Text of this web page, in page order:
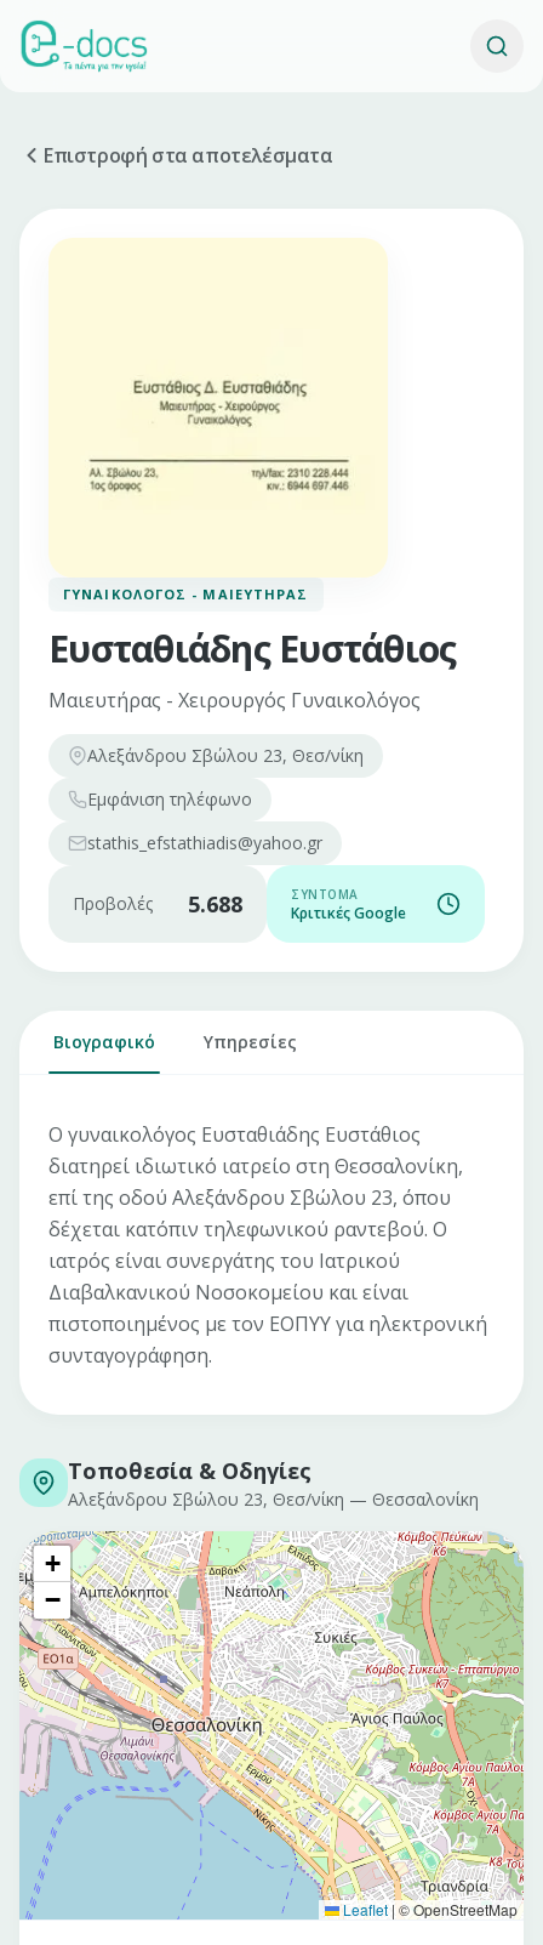
Επιστροφή στα αποτελέσματα
ΓΥΝΑΙΚΟΛΌΓΟΣ - ΜΑΙΕΥΤΉΡΑΣ
Ευσταθιάδης Ευστάθιος
Μαιευτήρας - Χειρουργός Γυναικολόγος
Αλεξάνδρου Σβώλου 23, Θεσ/νίκη
Εμφάνιση τηλέφωνο
stathis_efstathiadis@yahoo.gr
Προβολές 5.688 ΣΎΝΤΟΜΑ
Κριτικές Google
Βιογραφικό Υπηρεσίες
Ο γυναικολόγος Ευσταθιάδης Ευστάθιος
διατηρεί ιδιωτικό ιατρείο στη Θεσσαλονίκη,
επί της οδού Αλεξάνδρου Σβώλου 23, όπου
δέχεται κατόπιν τηλεφωνικού ραντεβού. Ο
ιατρός είναι συνεργάτης του Ιατρικού
Διαβαλκανικού Νοσοκομείου και είναι
πιστοποιημένος με τον ΕΟΠΥΥ για ηλεκτρονική
συνταγογράφηση.
Τοποθεσία & Οδηγίες
Αλεξάνδρου Σβώλου 23, Θεσ/νίκη — Θεσσαλονίκη
+
−
Leaflet |© OpenStreetMap